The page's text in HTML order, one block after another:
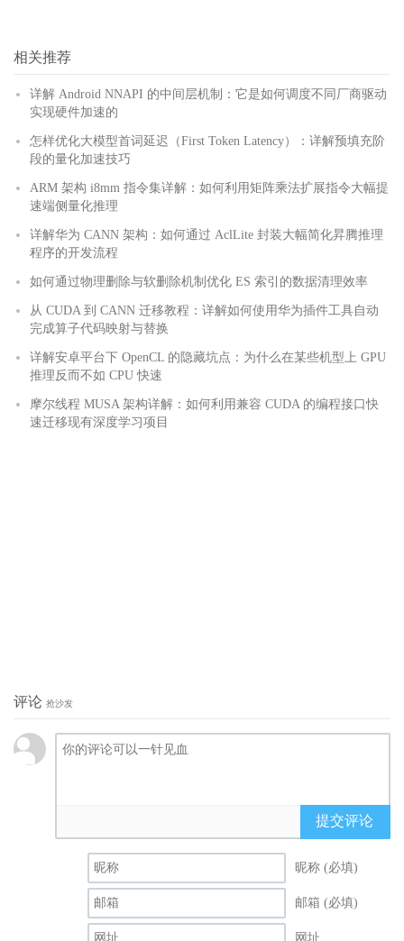
相关推荐
详解 Android NNAPI 的中间层机制：它是如何调度不同厂商驱动
实现硬件加速的
怎样优化大模型首词延迟（First Token Latency）：详解预填充阶
段的量化加速技巧
ARM 架构 i8mm 指令集详解：如何利用矩阵乘法扩展指令大幅提
速端侧量化推理
详解华为 CANN 架构：如何通过 AclLite 封装大幅简化昇腾推理
程序的开发流程
如何通过物理删除与软删除机制优化 ES 索引的数据清理效率
从 CUDA 到 CANN 迁移教程：详解如何使用华为插件工具自动
完成算子代码映射与替换
详解安卓平台下 OpenCL 的隐藏坑点：为什么在某些机型上 GPU
推理反而不如 CPU 快速
摩尔线程 MUSA 架构详解：如何利用兼容 CUDA 的编程接口快
速迁移现有深度学习项目
评论 抢沙发
提交评论
昵称 (必填)
邮箱 (必填)
网址